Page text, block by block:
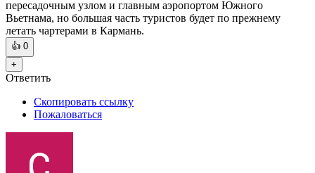
пересадочным узлом и главным аэропортом Южного
Вьетнама, но большая часть туристов будет по прежнему
летать чартерами в Кармань.
👍 0
+
Ответить
Скопировать ссылку
Пожаловаться